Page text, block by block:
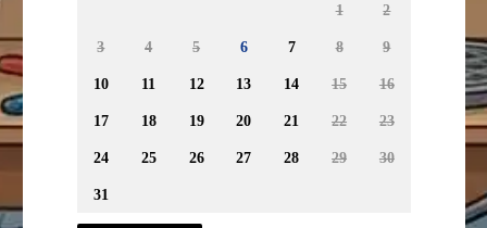
1 2
3 4 5 6 7 8 9
10 11 12 13 14 15 16
17 18 19 20 21 22 23
24 25 26 27 28 29 30
31